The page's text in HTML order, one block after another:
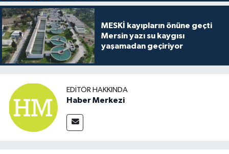
MESKİ kayıpların önüne geçti
Mersin yazı su kaygısı
yaşamadan geçiriyor
EDITÖR HAKKINDA
Haber Merkezi